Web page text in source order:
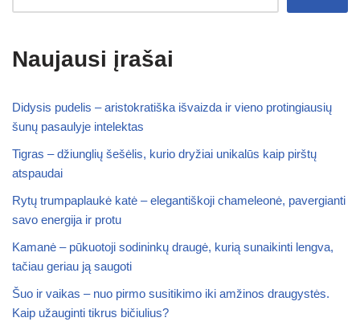
Naujausi įrašai
Didysis pudelis – aristokratiška išvaizda ir vieno protingiausių
šunų pasaulyje intelektas
Tigras – džiunglių šešėlis, kurio dryžiai unikalūs kaip pirštų
atspaudai
Rytų trumpaplaukė katė – elegantiškoji chameleonė, pavergianti
savo energija ir protu
Kamanė – pūkuotoji sodininkų draugė, kurią sunaikinti lengva,
tačiau geriau ją saugoti
Šuo ir vaikas – nuo pirmo susitikimo iki amžinos draugystės.
Kaip užauginti tikrus bičiulius?